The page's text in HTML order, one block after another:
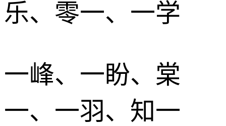
乐、零一、一学
一峰、一盼、棠
一、一羽、知一